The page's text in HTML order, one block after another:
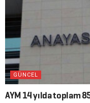
GÜNCEL
AYM 14 yılda toplam